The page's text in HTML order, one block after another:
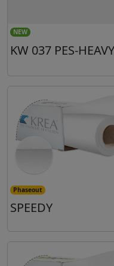
NEW
KW 037 PES-HEAVY
Phaseout
SPEEDY